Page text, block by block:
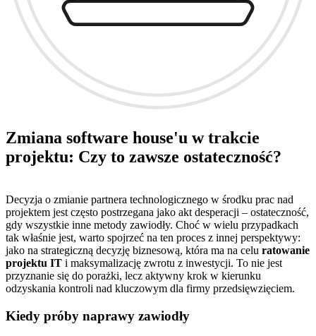
Zmiana software house'u w trakcie
projektu: Czy to zawsze ostateczność?
Decyzja o zmianie partnera technologicznego w środku prac nad
projektem jest często postrzegana jako akt desperacji – ostateczność,
gdy wszystkie inne metody zawiodły. Choć w wielu przypadkach
tak właśnie jest, warto spojrzeć na ten proces z innej perspektywy:
jako na strategiczną decyzję biznesową, która ma na celu ratowanie
projektu IT i maksymalizację zwrotu z inwestycji. To nie jest
przyznanie się do porażki, lecz aktywny krok w kierunku
odzyskania kontroli nad kluczowym dla firmy przedsięwzięciem.
Kiedy próby naprawy zawiodły